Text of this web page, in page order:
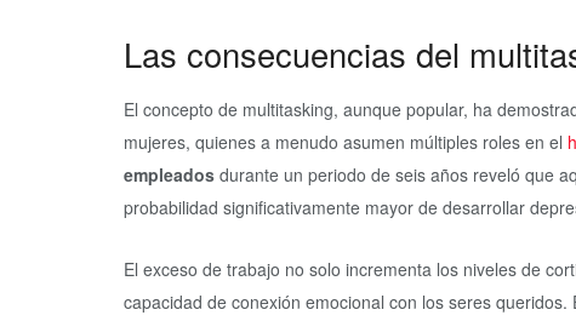
Las consecuencias del
El concepto de multitasking, aunque popular, ha
mujeres, quienes a menudo asumen múltiples roles en el
empleados durante un periodo de seis años reveló que
probabilidad significativamente mayor de desarrollar
El exceso de trabajo no solo incrementa los niveles de
capacidad de conexión emocional con los seres